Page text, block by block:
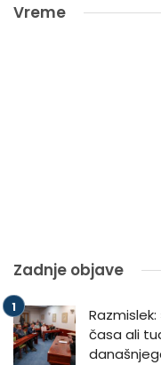
Vreme
Zadnje objave
časa ali